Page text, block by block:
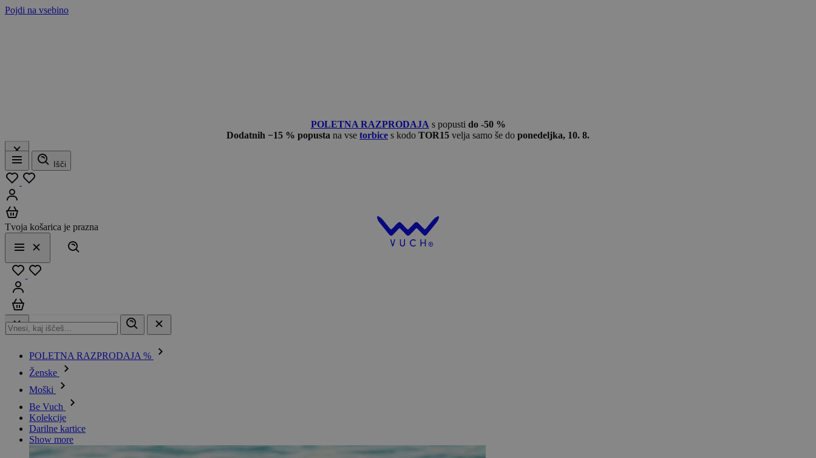
Pojdi na vsebino
POLETNA RAZPRODAJA s popusti do -50 %
Dodatnih −15 % popusta na vse torbice s kodo TOR15 velja samo še do ponedeljka, 10. 8.
Meni
Išči
Tvoja košarica je prazna
Meni
Zapri
POLETNA RAZPRODAJA %
Ženske
Moški
Be Vuch
Kolekcije
Darilne kartice
Show more